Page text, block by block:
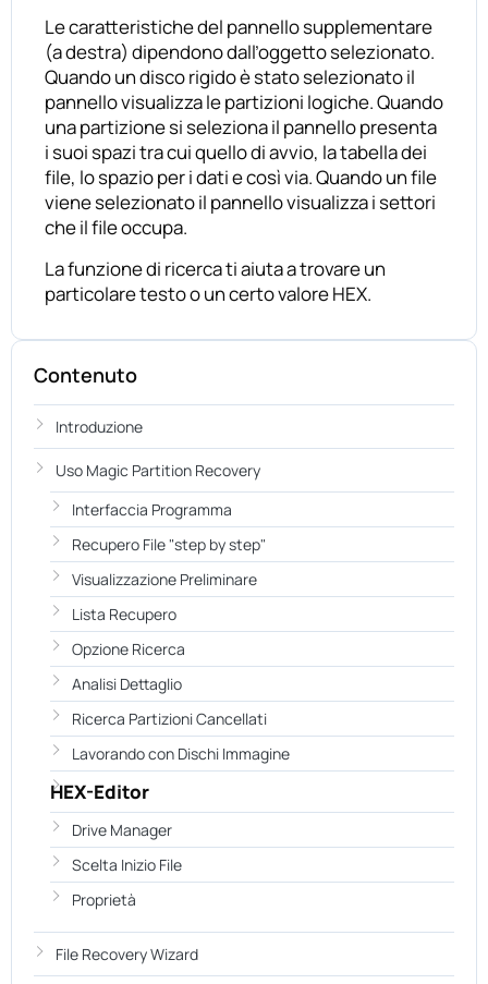
Le caratteristiche del pannello supplementare
(a destra) dipendono dall’oggetto selezionato.
Quando un disco rigido è stato selezionato il
pannello visualizza le partizioni logiche. Quando
una partizione si seleziona il pannello presenta
i suoi spazi tra cui quello di avvio, la tabella dei
file, lo spazio per i dati e così via. Quando un file
viene selezionato il pannello visualizza i settori
che il file occupa.
La funzione di ricerca ti aiuta a trovare un
particolare testo o un certo valore HEX.
Contenuto
Introduzione
Uso Magic Partition Recovery
Interfaccia Programma
Recupero File "step by step"
Visualizzazione Preliminare
Lista Recupero
Opzione Ricerca
Analisi Dettaglio
Ricerca Partizioni Cancellati
Lavorando con Dischi Immagine
HEX-Editor
Drive Manager
Scelta Inizio File
Proprietà
File Recovery Wizard